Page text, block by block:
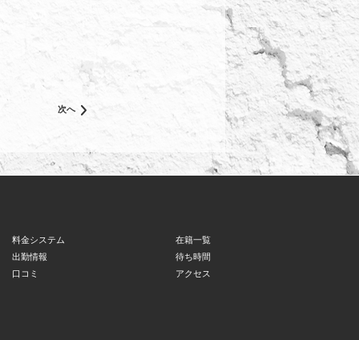
次へ
料金システム
在籍一覧
出勤情報
待ち時間
口コミ
アクセス